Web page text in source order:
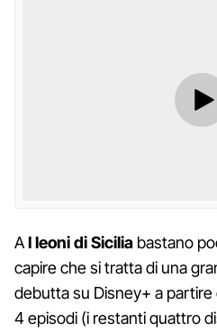
AI leoni di Sicilia bastano
capire che si tratta di una
debutta su Disney+ a
4 episodi (i restanti quattro